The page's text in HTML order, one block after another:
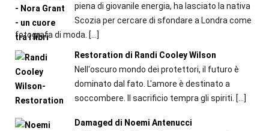
piena di giovanile energia, ha lasciato la nativa
Scozia per cercare di sfondare a Londra come
fotografa di moda. […]
Restoration di Randi Cooley Wilson
Nell'oscuro mondo dei protettori, il futuro è
dominato dal fato. L'amore è destinato a
soccombere. Il sacrificio tempra gli spiriti. […]
Damaged di Noemi Antenucci